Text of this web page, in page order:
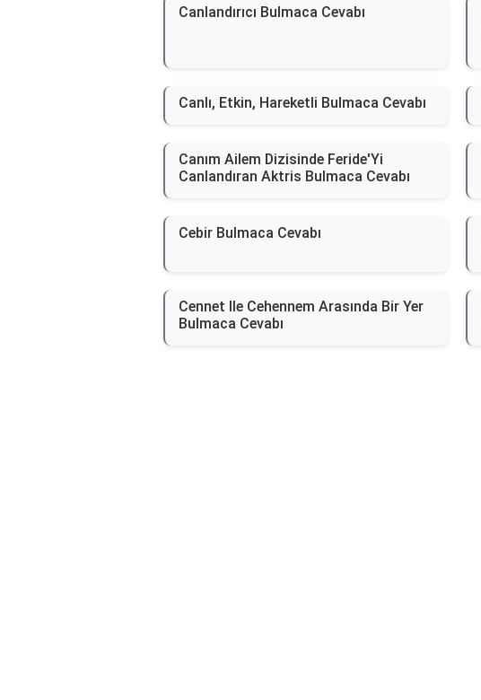
Canlandırıcı Bulmaca Cevabı
Canlı, Etkin, Hareketli Bulmaca Cevabı
Canım Ailem Dizisinde Feride'Yi
Canlandıran Aktris Bulmaca Cevabı
Cebir Bulmaca Cevabı
Cennet Ile Cehennem Arasında Bir Yer
Bulmaca Cevabı